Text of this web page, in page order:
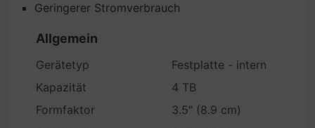
Geringerer Stromverbrauch
Allgemein
Gerätetyp
Festplatte - intern
Kapazität
4 TB
Formfaktor
3.5" (8.9 cm)